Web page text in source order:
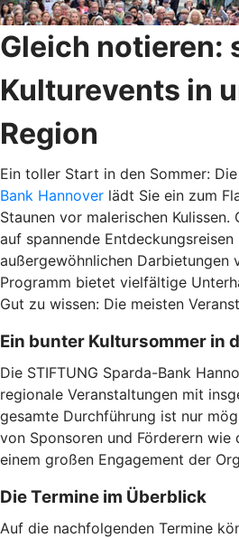
Gleich notieren:
Kulturevents in
Region
Ein toller Start in den Sommer: Die
Bank Hannover lädt Sie ein zum
Staunen vor malerischen Kulissen.
auf spannende
außergewöhnlichen Darbietungen
Programm bietet vielfältige
Gut zu wissen: Die meisten
Ein bunter Kultursommer in
Die STIFTUNG Sparda-Bank
regionale Veranstaltungen mit
gesamte Durchführung ist nur
von Sponsoren und Förderern
einem großen Engagement der
Die Termine im Überblick
Auf die nachfolgenden Termine